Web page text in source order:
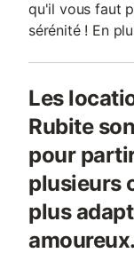
qu'il vous faut
sérénité ! En
Les
Rubite
pour
plusieurs
plus